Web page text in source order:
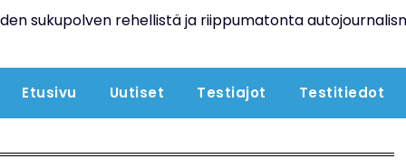
sukupolven rehellistä ja riippumatonta
Etusivu Uutiset Testiajot Testitiedot